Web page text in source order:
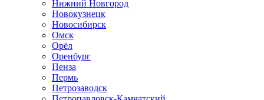
Нижний Новгород
Новокузнецк
Новосибирск
Омск
Орёл
Оренбург
Пенза
Пермь
Петрозаводск